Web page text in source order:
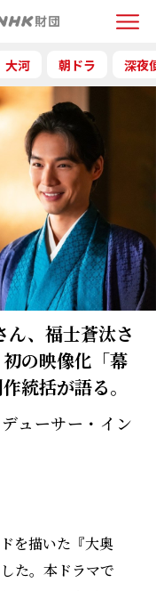
Menu
大河 朝ドラ 深夜
ん、福士蒼汰さ
の映像化「幕
統括が語る。
ューサー・イン
を描いた『大奥
た。本ドラマで